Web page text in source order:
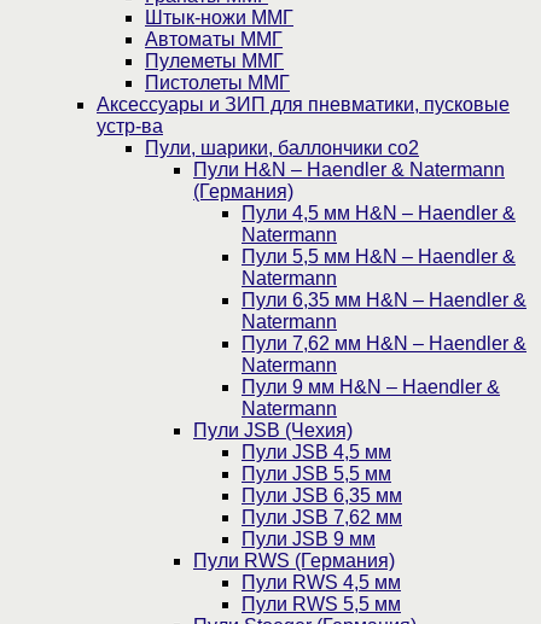
Штык-ножи ММГ
Автоматы ММГ
Пулеметы ММГ
Пистолеты ММГ
Аксессуары и ЗИП для пневматики, пусковые
устр-ва
Пули, шарики, баллончики со2
Пули H&N – Haendler & Natermann
(Германия)
Пули 4,5 мм H&N – Haendler &
Natermann
Пули 5,5 мм H&N – Haendler &
Natermann
Пули 6,35 мм H&N – Haendler &
Natermann
Пули 7,62 мм H&N – Haendler &
Natermann
Пули 9 мм H&N – Haendler &
Natermann
Пули JSB (Чехия)
Пули JSB 4,5 мм
Пули JSB 5,5 мм
Пули JSB 6,35 мм
Пули JSB 7,62 мм
Пули JSB 9 мм
Пули RWS (Германия)
Пули RWS 4,5 мм
Пули RWS 5,5 мм